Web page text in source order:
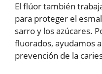
El flúor también
para proteger el
sarro y los azúcares.
fluorados, ayudamos
prevención de la